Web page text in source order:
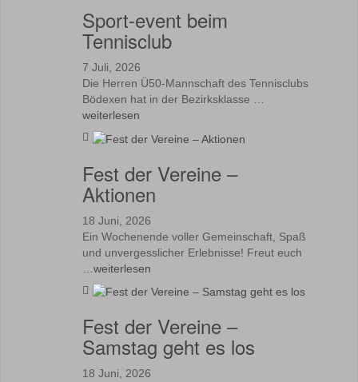
Sport-event beim
Tennisclub
7 Juli, 2026
Die Herren Ü50-Mannschaft des Tennisclubs
Bödexen hat in der Bezirksklasse …
weiterlesen
Fest der Vereine –
Aktionen
18 Juni, 2026
Ein Wochenende voller Gemeinschaft, Spaß
und unvergesslicher Erlebnisse! Freut euch
weiterlesen
Fest der Vereine –
Samstag geht es los
18 Juni, 2026